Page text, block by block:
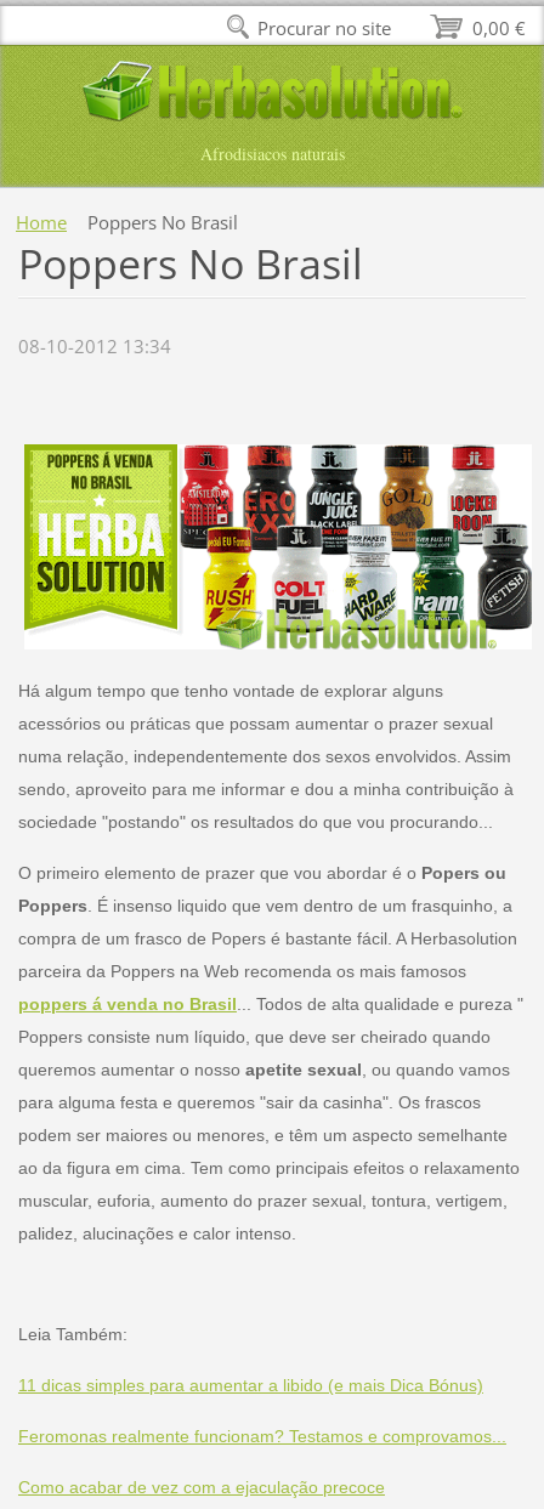
Afrodisiacos naturais
Home Poppers No Brasil
Poppers No Brasil
08-10-2012 13:34
Há algum tempo que tenho vontade de explorar alguns
acessórios ou práticas que possam aumentar o prazer sexual
numa relação, independentemente dos sexos envolvidos. Assim
sendo, aproveito para me informar e dou a minha contribuição à
sociedade "postando" os resultados do que vou procurando...
O primeiro elemento de prazer que vou abordar é oPopers ou
Poppers . É insenso liquido que vem dentro de um frasquinho, a
compra de um frasco de Popers é bastante fácil. A Herbasolution
parceira da Poppers na Web recomenda os mais famosos
poppers á venda no Brasil ... Todos de alta qualidade e pureza "
Poppers consiste num líquido, que deve ser cheirado quando
queremos aumentar o nosso apetite sexual , ou quando vamos
para alguma festa e queremos "sair da casinha". Os frascos
podem ser maiores ou menores, e têm um aspecto semelhante
ao da figura em cima. Tem como principais efeitos o relaxamento
muscular, euforia, aumento do prazer sexual, tontura, vertigem,
palidez, alucinações e calor intenso.
Leia Também:
11 dicas simples para aumentar a libido (e mais Dica Bónus)
Feromonas realmente funcionam? Testamos e comprovamos...
Como acabar de vez com a ejaculação precoce
0,00 €
Procurar no site